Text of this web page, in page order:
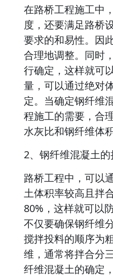
在路桥工程施工中
度，还要满足路桥
要求的和易性。因
合理地调整。同时
行确定，这样就可
量，可以通过绝对
定。当确定钢纤维
程施工的需要，合
水灰比和钢纤维体
2、钢纤维混凝土的
路桥工程中，可以
土体积率较高且拌
80%，这样就可以
不仅要确保钢纤维
搅拌投料的顺序为
维，通常将拌合分
纤维混凝土的确定